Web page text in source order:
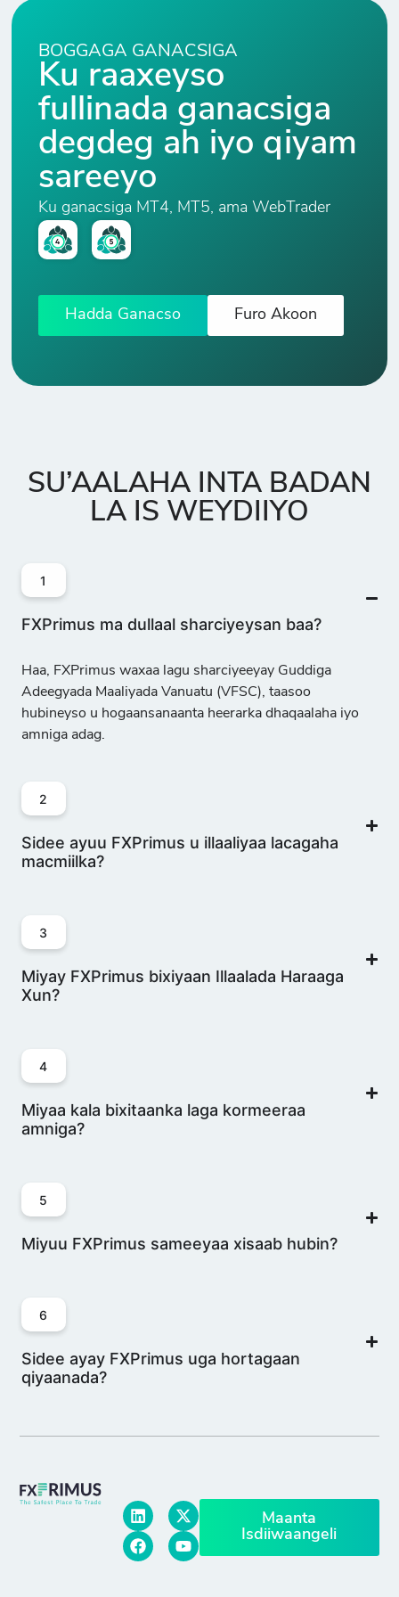
BOGGAGA GANACSIGA
Ku raaxeyso
fullinada ganacsiga
degdeg ah iyo qiyam
sareeyo
Ku ganacsiga MT4, MT5, ama WebTrader
Hadda Ganacso Furo Akoon
SU’AALAHA INTA BADAN
LA IS WEYDIIYO
1
FXPrimus ma dullaal sharciyeysan baa?
Haa, FXPrimus waxaa lagu sharciyeeyay Guddiga
Adeegyada Maaliyada Vanuatu (VFSC), taasoo
hubineyso u hogaansanaanta heerarka dhaqaalaha iyo
amniga adag.
2
Sidee ayuu FXPrimus u illaaliyaa lacagaha
macmiilka?
3
Miyay FXPrimus bixiyaan Illaalada Haraaga
Xun?
4
Miyaa kala bixitaanka laga kormeeraa
amniga?
5
Miyuu FXPrimus sameeyaa xisaab hubin?
6
Sidee ayay FXPrimus uga hortagaan
qiyaanada?
Maanta
Isdiiwaangeli